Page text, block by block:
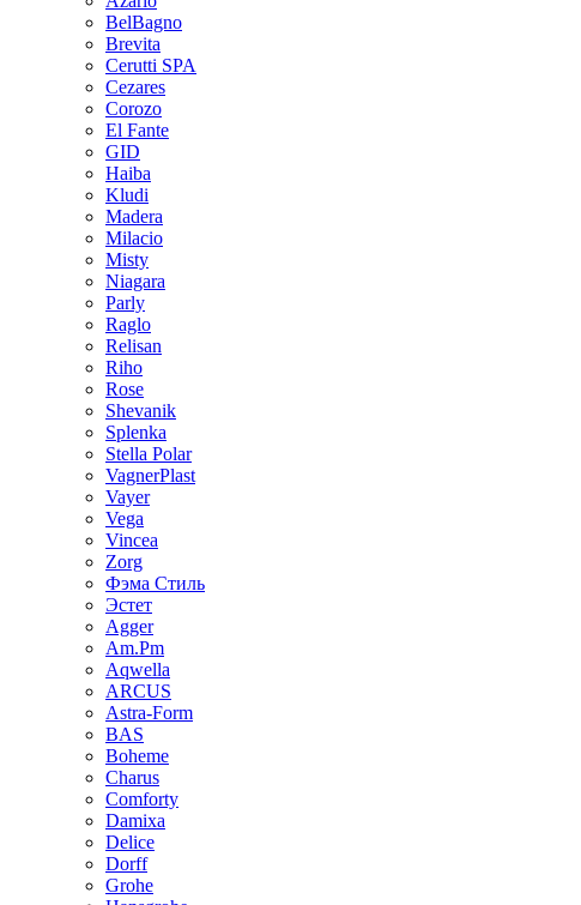
BelBagno
Brevita
Cerutti SPA
Cezares
Corozo
El Fante
GID
Haiba
Kludi
Madera
Milacio
Misty
Niagara
Parly
Raglo
Relisan
Riho
Rose
Shevanik
Splenka
Stella Polar
VagnerPlast
Vayer
Vega
Vincea
Zorg
Фэма Стиль
Эстет
Agger
Am.Pm
Aqwella
ARCUS
Astra-Form
BAS
Boheme
Charus
Comforty
Damixa
Delice
Dorff
Grohe